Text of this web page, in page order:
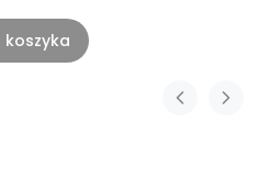
koszyka